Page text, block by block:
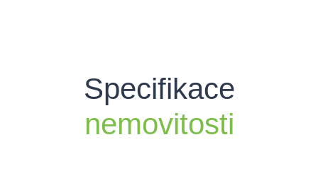
Specifikace
nemovitosti